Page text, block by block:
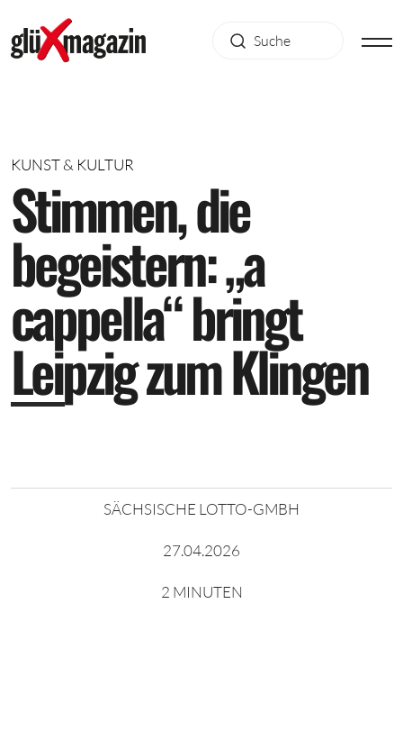
KUNST & KULTUR
Stimmen,die
begeistern:„a
cappella“bringt
LeipzigzumKlingen
SÄCHSISCHE LOTTO-GMBH
27.04.2026
2 MINUTEN